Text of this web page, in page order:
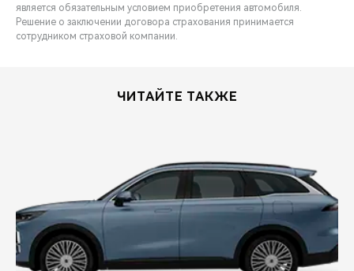
является обязательным условием приобретения автомобиля.
Решение о заключении договора страхования принимается
сотрудником страховой компании.
ЧИТАЙТЕ ТАКЖЕ